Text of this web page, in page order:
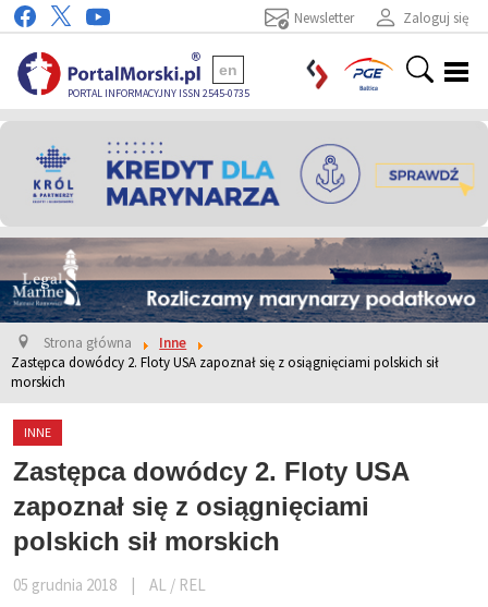
Zaloguj się
Newsletter
PORTAL INFORMACYJNY ISSN 2545-0735
en
Strona główna
Inne
Zastępca dowódcy 2. Floty USA zapoznał się z osiągnięciami polskich sił
morskich
INNE
Zastępca dowódcy 2. Floty USA
zapoznał się z osiągnięciami
polskich sił morskich
05 grudnia 2018 AL / REL